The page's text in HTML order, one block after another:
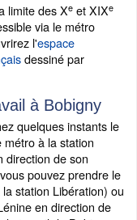
limite des Xe et XIXe
via le métro
l'espace
dessiné par
à Bobigny
quelques instants le
à la station
direction de son
pouvez prendre le
station Libération) ou
en direction de